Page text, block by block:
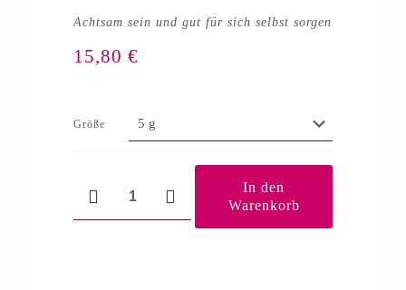
Achtsam sein und gut für sich selbst sorgen
15,80 €
Größe
Menge
In den
Warenkorb